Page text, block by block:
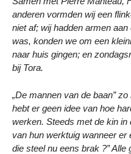
anderen vormden wij een
niet af; wij hadden armen
was, konden we om een
naar huis gingen; en
bij Tora.
„De mannen van de baan”
hebt er geen idee van hoe
werken. Steeds met de kin in
van hun werktuig wanneer er
die steel nu eens brak ?”